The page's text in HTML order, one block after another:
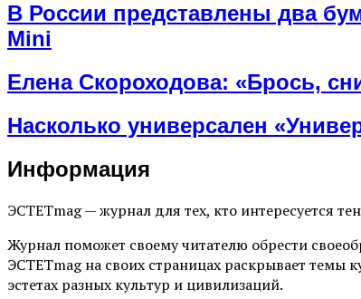
В России представлены два
Mini
Елена Скороходова: «Брось,
Насколько универсален
Информация
ЭСТЕТmag — журнал для тех, кто интересуется
Журнал поможет своему читателю обрести
ЭСТЕТmag на своих страницах раскрывает темы
эстетах разных культур и цивилизаций.